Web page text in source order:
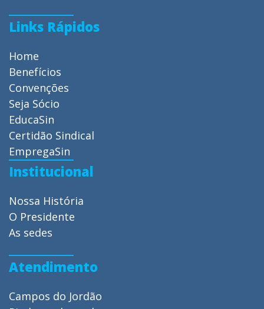
Links Rápidos
Home
Benefícios
Convenções
Seja Sócio
EducaSin
Certidão Sindical
EmpregaSin
Institucional
Nossa História
O Presidente
As sedes
Atendimento
Campos do Jordão